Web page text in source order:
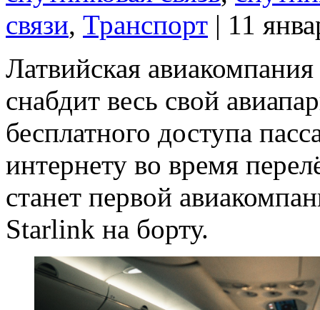
связи, Транспорт | 11
Латвийская
снабдит весь свой
бесплатного доступа
интернету во время
станет первой
Starlink на борту.